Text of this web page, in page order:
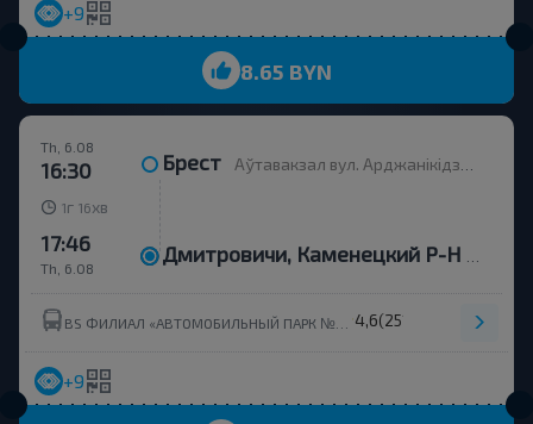
+9
8.65 BYN
Th, 6.08
16:30 Брест Аўтавакзал вул. Арджанікідзэ 12
1г 16 хв
Th, 6.08
17:46
4,6(251)
+9